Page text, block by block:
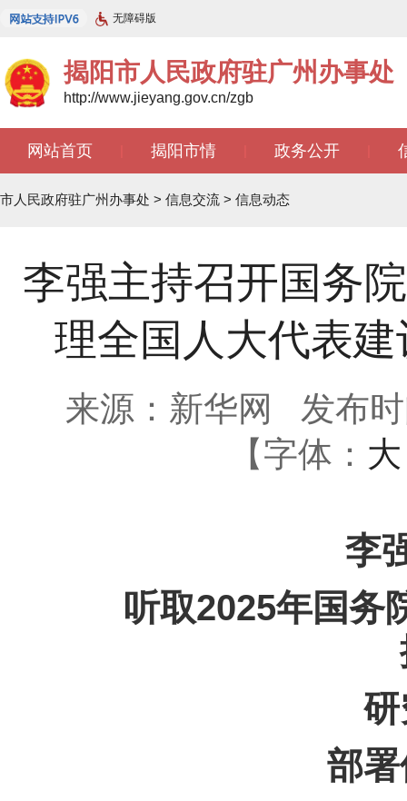
无障碍版
揭阳市人民政府驻广州办事处
http://www.jieyang.gov.cn/zgb
网站首页 揭阳市情 政务公开
文苑天地 |
市人民政府驻广州办事处 > 信息交流 > 信息动态
李强主持召开国务
理全国人大代表
来源：新华网
发布
【字体： 大
李强
听取2025年国务院
研究
部署修